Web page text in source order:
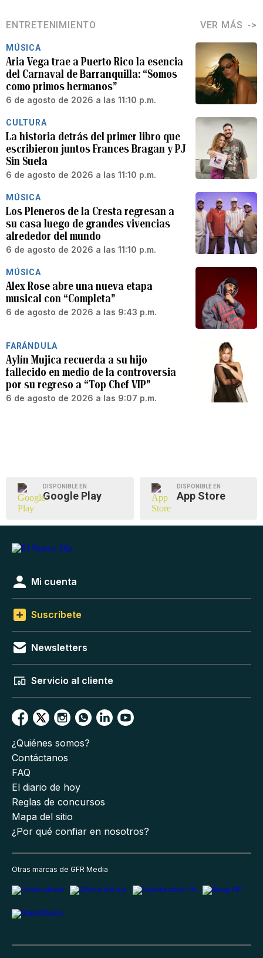
ENTRETENIMIENTO VER MÁS
MÚSICA
Aria Vega trae a Puerto Rico la esencia
del Carnaval de Barranquilla: “Somos
como primos hermanos”
6 de agosto de 2026 a las 11:10 p.m.
CULTURA
La historia detrás del primer libro que
escribieron juntos Frances Bragan y PJ
Sin Suela
6 de agosto de 2026 a las 11:10 p.m.
MÚSICA
Los Pleneros de la Cresta regresan a
su casa luego de grandes vivencias
alrededor del mundo
6 de agosto de 2026 a las 11:10 p.m.
MÚSICA
Alex Rose abre una nueva etapa
musical con “Completa”
6 de agosto de 2026 a las 9:43 p.m.
FARÁNDULA
Aylín Mujica recuerda a su hijo
fallecido en medio de la controversia
por su regreso a “Top Chef VIP”
6 de agosto de 2026 a las 9:07 p.m.
DISPONIBLE EN
Google Play
DISPONIBLE EN
App Store
Mi cuenta
Suscríbete
Newsletters
Servicio al cliente
¿Quiénes somos?
Contáctanos
FAQ
El diario de hoy
Reglas de concursos
Mapa del sitio
¿Por qué confiar en nosotros?
Otras marcas de GFR Media